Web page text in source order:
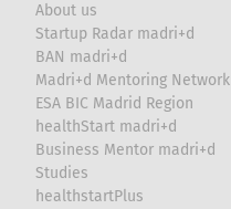
About us
Startup Radar madri+d
BAN madri+d
Madri+d Mentoring Network
ESA BIC Madrid Region
healthStart madri+d
Business Mentor madri+d
Studies
healthstartPlus